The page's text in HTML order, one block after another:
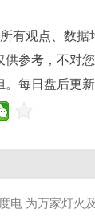
有观点、数据
参考，不对
每日盘后更新
电 为万家灯火